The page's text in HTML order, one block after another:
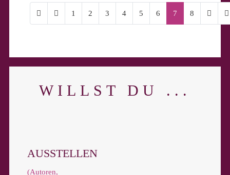
Seite 7 von 8
1 2 3 4 5 6 7 8
WILLST DU ...
AUSSTELLEN
(Autoren,